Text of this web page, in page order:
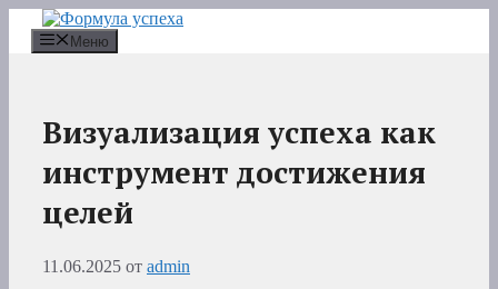
Перейти
содержимому
Меню
Визуализация успеха как
инструмент достижения
целей
11.06.2025 от admin